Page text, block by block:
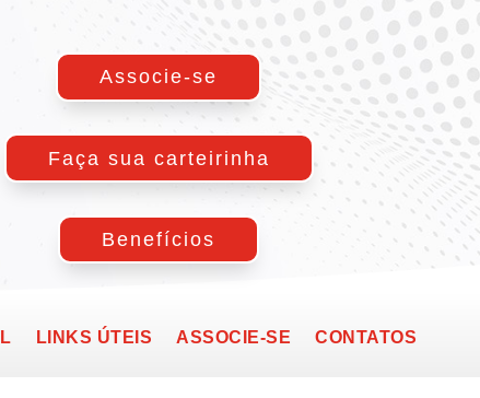
Associe-se
Faça sua carteirinha
Benefícios
LINKS ÚTEIS ASSOCIE-SE CONTATOS